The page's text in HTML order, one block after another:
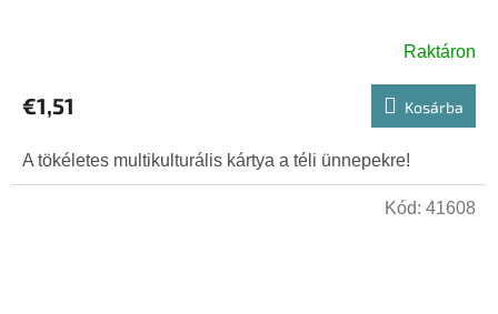
Raktáron
€1,51 Kosárba
A tökéletes multikulturális kártya a téli ünnepekre!
Kód: 41608